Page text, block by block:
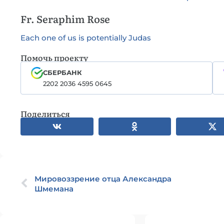
Fr. Seraphim Rose
Each one of us is potentially Judas
Помочь проекту
СБЕРБАНК
2202 2036 4595 0645
Поделиться
Мировоззрение отца Александра
Шмемана